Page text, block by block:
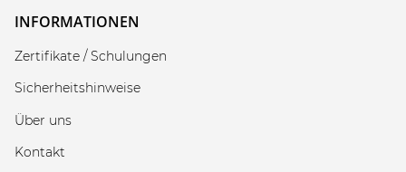
INFORMATIONEN
Zertifikate / Schulungen
Sicherheitshinweise
Über uns
Kontakt